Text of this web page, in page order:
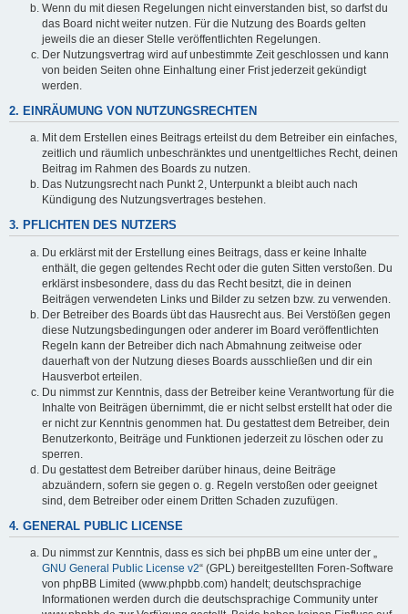
Wenn du mit diesen Regelungen nicht einverstanden bist, so darfst du
das Board nicht weiter nutzen. Für die Nutzung des Boards gelten
jeweils die an dieser Stelle veröffentlichten Regelungen.
Der Nutzungsvertrag wird auf unbestimmte Zeit geschlossen und kann
von beiden Seiten ohne Einhaltung einer Frist jederzeit gekündigt
werden.
2. EINRÄUMUNG VON NUTZUNGSRECHTEN
Mit dem Erstellen eines Beitrags erteilst du dem Betreiber ein einfaches,
zeitlich und räumlich unbeschränktes und unentgeltliches Recht, deinen
Beitrag im Rahmen des Boards zu nutzen.
Das Nutzungsrecht nach Punkt 2, Unterpunkt a bleibt auch nach
Kündigung des Nutzungsvertrages bestehen.
3. PFLICHTEN DES NUTZERS
Du erklärst mit der Erstellung eines Beitrags, dass er keine Inhalte
enthält, die gegen geltendes Recht oder die guten Sitten verstoßen. Du
erklärst insbesondere, dass du das Recht besitzt, die in deinen
Beiträgen verwendeten Links und Bilder zu setzen bzw. zu verwenden.
Der Betreiber des Boards übt das Hausrecht aus. Bei Verstößen gegen
diese Nutzungsbedingungen oder anderer im Board veröffentlichten
Regeln kann der Betreiber dich nach Abmahnung zeitweise oder
dauerhaft von der Nutzung dieses Boards ausschließen und dir ein
Hausverbot erteilen.
Du nimmst zur Kenntnis, dass der Betreiber keine Verantwortung für die
Inhalte von Beiträgen übernimmt, die er nicht selbst erstellt hat oder die
er nicht zur Kenntnis genommen hat. Du gestattest dem Betreiber, dein
Benutzerkonto, Beiträge und Funktionen jederzeit zu löschen oder zu
sperren.
Du gestattest dem Betreiber darüber hinaus, deine Beiträge
abzuändern, sofern sie gegen o. g. Regeln verstoßen oder geeignet
sind, dem Betreiber oder einem Dritten Schaden zuzufügen.
4. GENERAL PUBLIC LICENSE
Du nimmst zur Kenntnis, dass es sich bei phpBB um eine unter der „
GNU General Public License v2“ (GPL) bereitgestellten Foren-Software
von phpBB Limited (www.phpbb.com) handelt; deutschsprachige
Informationen werden durch die deutschsprachige Community unter